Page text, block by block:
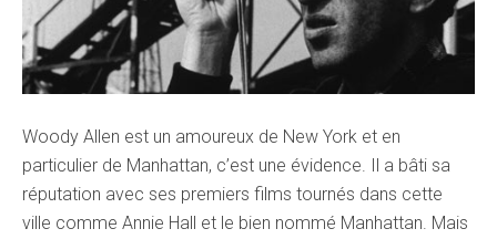
Woody Allen est un amoureux de New York et en
particulier de Manhattan, c’est une évidence. Il a bâti sa
réputation avec ses premiers films tournés dans cette
ville comme Annie Hall et le bien nommé Manhattan. Mais